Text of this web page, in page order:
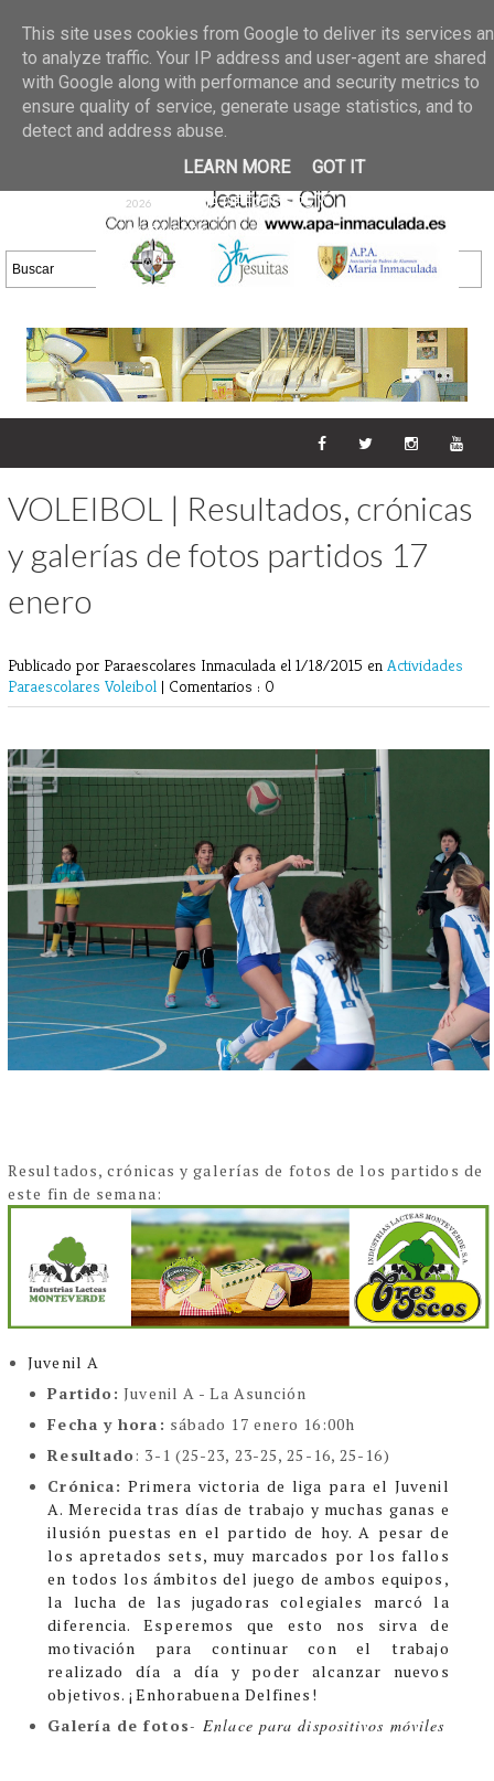
02 jun 2026
GALERIA DE FOTOS
30/05/2026
25 may 2026
GALERIA
DE FOTOS 23/05/2026
20 may
2026
GALERIA DE FOTOS
16/05/2026
DE FOTOS 09/05/2026
28 abr
2026
GALERIA DE FOTOS 25 Y
26/04/2026
VOLEIBOL | Resultados, crónicas
y galerías de fotos partidos 17
enero
Publicado por Paraescolares Inmaculada el 1/18/2015 en Actividades
Paraescolares Voleibol | Comentarios : 0
Resultados, crónicas y galerías de fotos de los partidos de
este fin de semana:
Juvenil A
Partido: Juvenil A - La Asunción
Fecha y hora: sábado 17 enero 16:00h
Resultado: 3-1 (25-23, 23-25, 25-16, 25-16)
Crónica: Primera victoria de liga para el Juvenil
A. Merecida tras días de trabajo y muchas ganas e
ilusión puestas en el partido de hoy. A pesar de
los apretados sets, muy marcados por los fallos
en todos los ámbitos del juego de ambos equipos,
la lucha de las jugadoras colegiales marcó la
diferencia.Esperemos que esto nos sirva de
motivación para continuar con el trabajo
realizado día a día y poder alcanzar nuevos
objetivos. ¡Enhorabuena Delfines!
Galería de fotos-Enlace para dispositivos móviles
This site uses cookies from Google to deliver its services
to analyze traffic. Your IP address and user-agent are shared
with Google along with performance and security metrics to
ensure quality of service, generate usage statistics, and to
detect and address abuse.
LEARN MORE
GOT IT